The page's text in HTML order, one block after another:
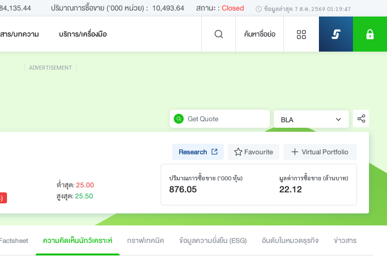
ปริมาณการซื้อขาย ('000 หน่วย) : 10,493.64 สถานะ : Closed ข้อมูลล่าสุด 7 ส.ค. 2569 01:19:47
าร/บทความ บริการ/เครื่องมือ ค้นหาชื่อย่อ
ไม่พบข่าวล่าสุด
ADVERTISEMENT
BLA
Research Favourite Virtual Portfolio
ต่ำสุด: 25.00
สูงสุด: 25.50
ปริมาณการซื้อขาย ('000 หุ้น)
876.05
มูลค่าการซื้อขาย (ล้านบาท)
22.12
ความคิดเห็นนักวิเคราะห์ กราฟเทคนิค ข้อมูลความยั่งยืน (ESG) อันดับในหมวดธุรกิจ ข่าวสาร